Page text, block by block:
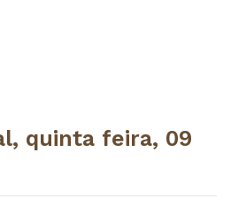
quinta feira, 09